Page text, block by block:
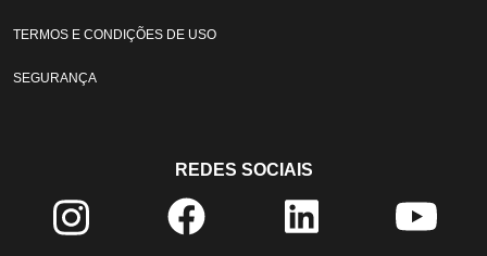
TERMOS E CONDIÇÕES DE USO
SEGURANÇA
REDES SOCIAIS